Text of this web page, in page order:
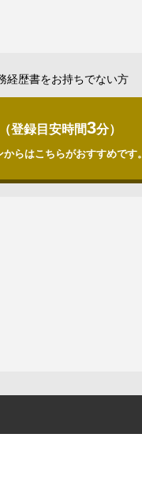
経歴書をお持ちでない方
登録目安時間3分）
らはこちらがおすすめです。